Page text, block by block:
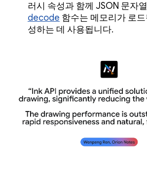
러시 속성과 함께 JSON 문자
decode 함수는 메모리가 로
성하는 데 사용됩니다.